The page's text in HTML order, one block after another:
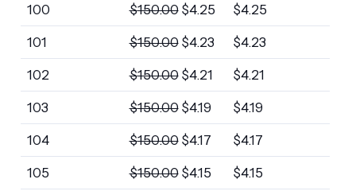
100 $150.00 $4.25 $4.25
101 $150.00 $4.23 $4.23
102 $150.00 $4.21 $4.21
103 $150.00 $4.19 $4.19
104 $150.00 $4.17 $4.17
105 $150.00 $4.15 $4.15